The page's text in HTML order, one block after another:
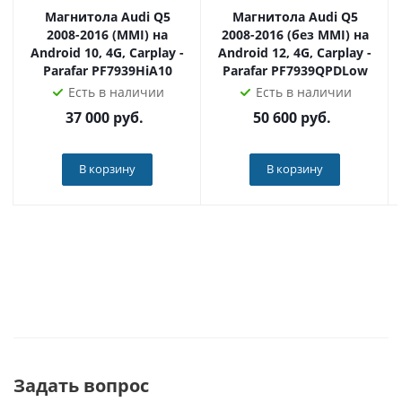
видеорегистратора.
Радио
Головное устройство оснащается цифровым радио-
модулем TDA7708. Он делает приём радиосигнала ещё
возможность редактировать название радиостанции
вручную.
Магнитола Audi Q5
2008-2016 (MMI) на
Android 10, 4G, Carplay -
Parafar PF7939HiA10
Есть в наличии
37 000руб.
В корзину
Магнитола Audi Q5
2008-2016 (без MMI) на
Android 12, 4G, Carplay -
Parafar PF7939QPDLow
Есть в наличии
50 600руб.
В корзину
Задать вопрос